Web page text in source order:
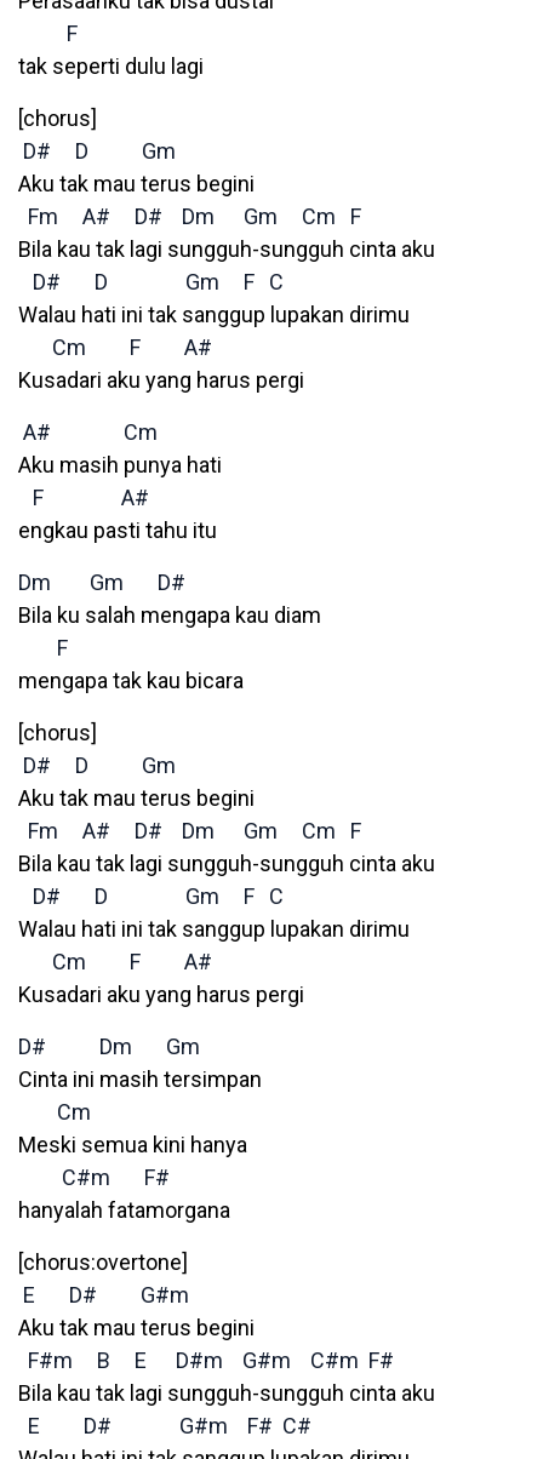
F
tak seperti dulu lagi
[chorus]
D#
D
Gm
Aku tak mau terus begini
Fm
A# D# Dm Gm Cm
F
Bila kau tak lagi sungguh-sungguh cinta aku
D#
D Gm F
C
Walau hati ini tak sanggup lupakan dirimu
Cm
F
A#
Kusadari aku yang harus pergi
A#
Cm
Aku masih punya hati
F
A#
engkau pasti tahu itu
Dm Gm
D#
Bila ku salah mengapa kau diam
F
mengapa tak kau bicara
[chorus]
D#
D
Gm
Aku tak mau terus begini
Fm
A# D# Dm Gm Cm
F
Bila kau tak lagi sungguh-sungguh cinta aku
D#
D Gm F
C
Walau hati ini tak sanggup lupakan dirimu
Cm
F
A#
Kusadari aku yang harus pergi
D# Dm
Gm
Cinta ini masih tersimpan
Cm
Meski semua kini hanya
C#m
F#
hanyalah fatamorgana
[chorus:overtone]
E
D#
G#m
Aku tak mau terus begini
F#m
B E D#m G#m C#m F#
Bila kau tak lagi sungguh-sungguh cinta aku
E
D# G#m F# C#